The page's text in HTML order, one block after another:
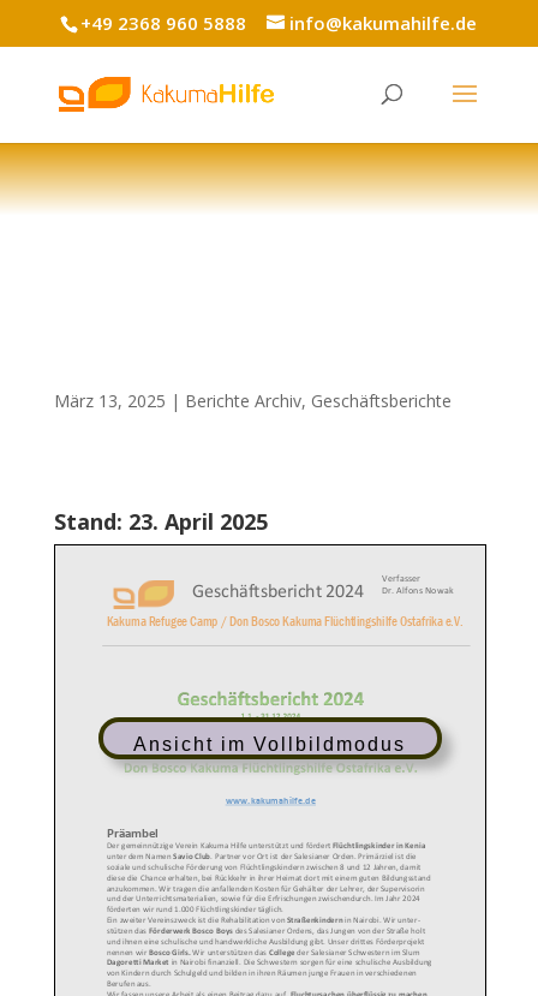
+49 2368 960 5888 info@kakumahilfe.de
März 13, 2025 Berichte Archiv, Geschäftsberichte
Stand: 23. April 2025
Ansicht im Vollbildmodus